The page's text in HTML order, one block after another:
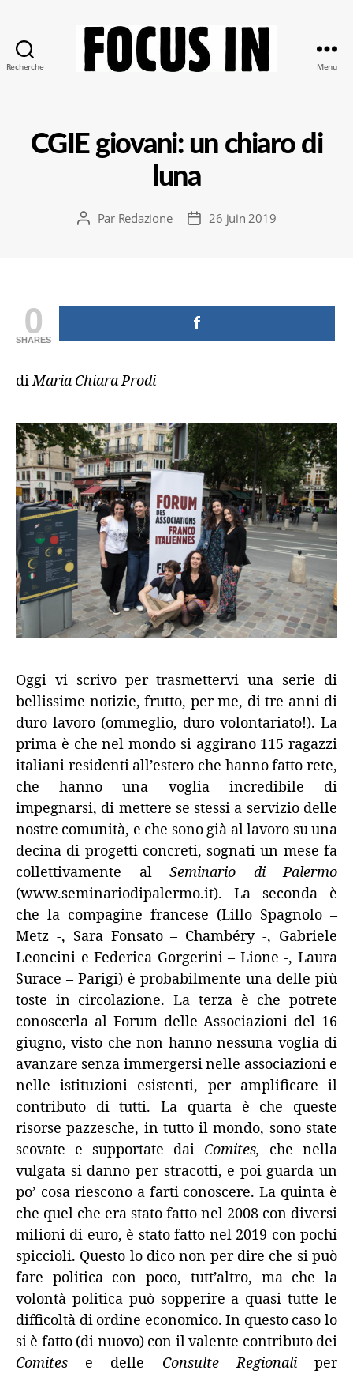
Recherche Menu
CGIE giovani: un chiaro di
luna
Auteur
Par Redazione
Date26 juin 2019
0
SHARES
diMaria Chiara Prodi
Oggi vi scrivo per trasmettervi una serie di
bellissime notizie, frutto, per me, di tre anni di
duro lavoro (ommeglio, duro volontariato!). La
prima è che nel mondo si aggirano 115 ragazzi
italiani residenti all’estero che hanno fatto rete,
che hanno una voglia incredibile di
impegnarsi, di mettere se stessi a servizio delle
nostre comunità, e che sono già al lavoro su una
decina di progetti concreti, sognati un mese fa
collettivamente al Seminario di Palermo
(www.seminariodipalermo.it). La seconda è
che la compagine francese (Lillo Spagnolo –
Metz -, Sara Fonsato – Chambéry -, Gabriele
Leoncini e Federica Gorgerini – Lione -, Laura
Surace – Parigi) è probabilmente una delle più
toste in circolazione. La terza è che potrete
conoscerla al Forum delle Associazioni del 16
giugno, visto che non hanno nessuna voglia di
avanzare senza immergersi nelle associazioni e
nelle istituzioni esistenti, per amplificare il
contributo di tutti. La quarta è che queste
risorse pazzesche, in tutto il mondo, sono state
scovate e supportate dai Comites, che nella
vulgata si danno per stracotti, e poi guarda un
po’ cosa riescono a farti conoscere. La quinta è
che quel che era stato fatto nel 2008 con diversi
milioni di euro, è stato fatto nel 2019 con pochi
spiccioli. Questo lo dico non per dire che si può
fare politica con poco, tutt’altro, ma che la
volontà politica può sopperire a quasi tutte le
difficoltà di ordine economico. In questo caso lo
si è fatto (di nuovo) con il valente contributo dei
Comites e delle Consulte Regionaliper